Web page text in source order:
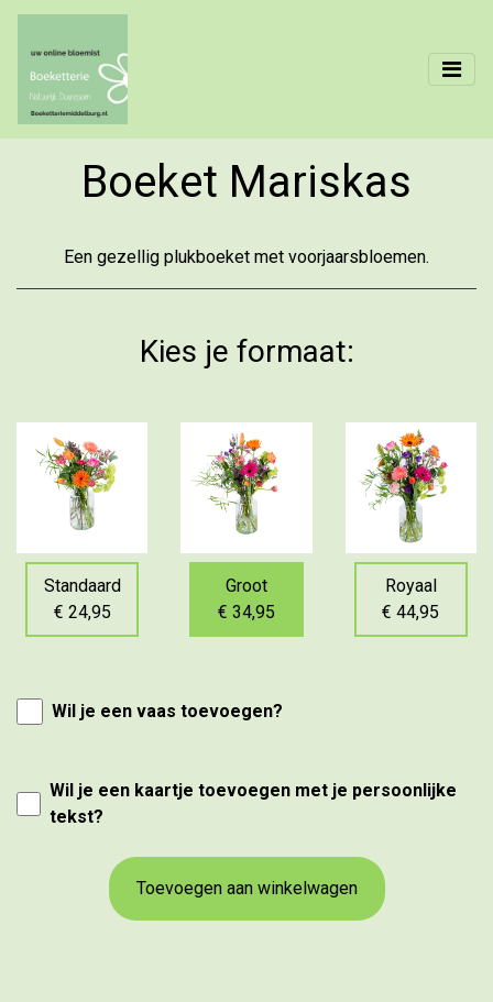
Boeket Mariskas
Een gezellig plukboeket met voorjaarsbloemen.
Kies je formaat:
Standaard
€ 24,95
Groot
€ 34,95
Royaal
€ 44,95
Wil je een vaas toevoegen?
Wil je een kaartje toevoegen met je persoonlijke
tekst?
Toevoegen aan winkelwagen